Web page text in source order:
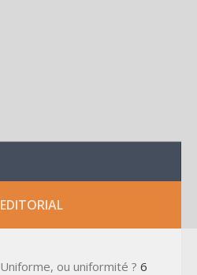
EDITORIAL
Uniforme, ou uniformité ? 6